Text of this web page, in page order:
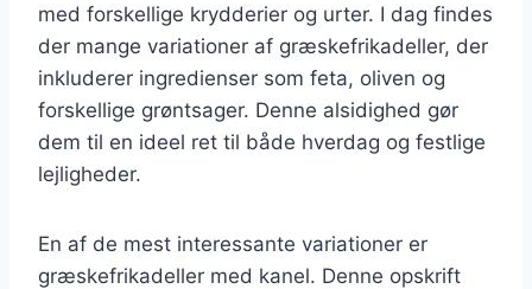
med forskellige krydderier og urter. I dag findes
der mange variationer af græskefrikadeller, der
inkluderer ingredienser som feta, oliven og
forskellige grøntsager. Denne alsidighed gør
dem til en ideel ret til både hverdag og festlige
lejligheder.
En af de mest interessante variationer er
græskefrikadeller med kanel. Denne opskrift